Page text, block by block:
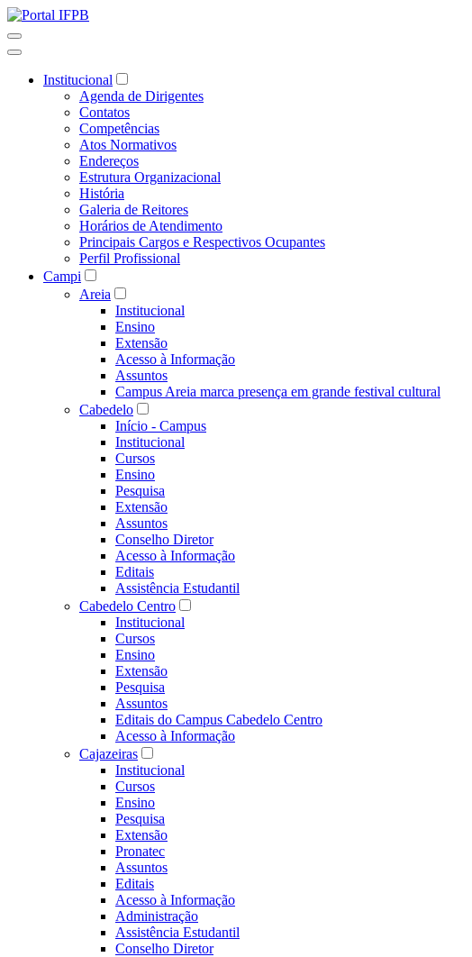
Institucional
Agenda de Dirigentes
Contatos
Competências
Atos Normativos
Endereços
Estrutura Organizacional
História
Galeria de Reitores
Horários de Atendimento
Principais Cargos e Respectivos Ocupantes
Perfil Profissional
Campi
Areia
Institucional
Ensino
Extensão
Acesso à Informação
Assuntos
Campus Areia marca presença em grande festival cultural
Cabedelo
Início - Campus
Institucional
Cursos
Ensino
Pesquisa
Extensão
Assuntos
Conselho Diretor
Acesso à Informação
Editais
Assistência Estudantil
Cabedelo Centro
Institucional
Cursos
Ensino
Extensão
Pesquisa
Assuntos
Editais do Campus Cabedelo Centro
Acesso à Informação
Cajazeiras
Institucional
Cursos
Ensino
Pesquisa
Extensão
Pronatec
Assuntos
Editais
Acesso à Informação
Administração
Assistência Estudantil
Conselho Diretor